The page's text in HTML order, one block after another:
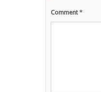
Comment*